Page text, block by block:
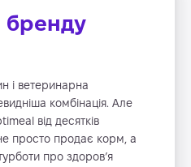
бренду
і ветеринарна
комбінація. Але
від десятків
просто продає корм, а
про здоров’я